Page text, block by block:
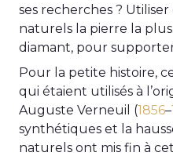
ses recherches ?
naturels la pierre la
diamant, pour
Pour la petite histoire,
qui étaient utilisés à
Auguste Verneuil (1856–
synthétiques et la
naturels ont mis fin à